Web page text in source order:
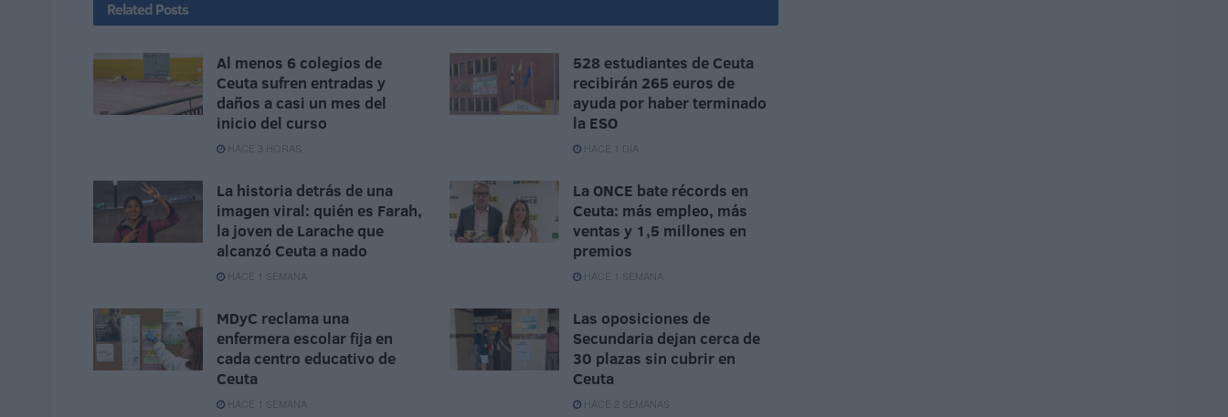
Related Posts
Al menos 6 colegios de
Ceuta sufren entradas y
daños a casi un mes del
inicio del curso
HACE 3 HORAS
528 estudiantes de Ceuta
recibirán 265 euros de
ayuda por haber terminado
la ESO
HACE 1 DÍA
La historia detrás de una
imagen viral: quién es Farah,
la joven de Larache que
alcanzó Ceuta a nado
HACE 1 SEMANA
La ONCE bate récords en
Ceuta: más empleo, más
ventas y 1,5 millones en
premios
HACE 1 SEMANA
MDyC reclama una
enfermera escolar fija en
cada centro educativo de
Ceuta
HACE 1 SEMANA
Las oposiciones de
Secundaria dejan cerca de
30 plazas sin cubrir en
Ceuta
HACE 2 SEMANAS